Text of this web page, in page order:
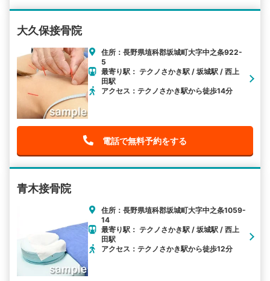
大久保接骨院
住所：長野県埴科郡坂城町大字中之条922-
5
最寄り駅： テクノさかき駅 / 坂城駅 / 西上
田駅
アクセス：テクノさかき駅から徒歩14分
電話で無料予約をする
青木接骨院
住所：長野県埴科郡坂城町大字中之条1059-
14
最寄り駅： テクノさかき駅 / 坂城駅 / 西上
田駅
アクセス：テクノさかき駅から徒歩12分